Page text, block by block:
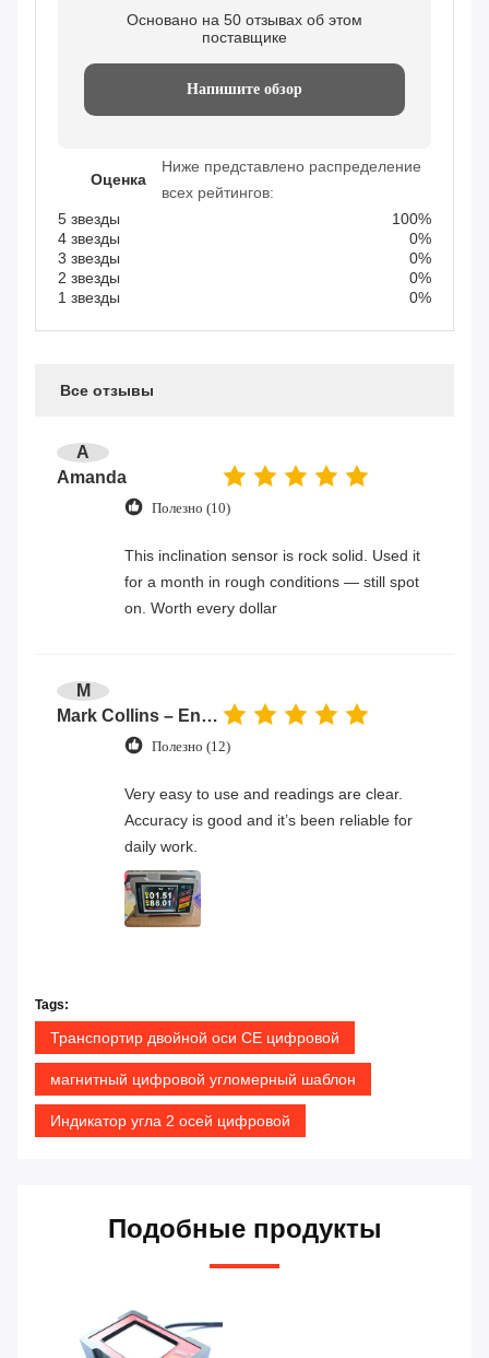
Основано на 50 отзывах об этом
поставщике
Напишите обзор
Оценка
Ниже представлено распределение
всех рейтингов:
5 звезды
100%
4 звезды
0%
3 звезды
0%
2 звезды
0%
1 звезды
0%
Все отзывы
A
Amanda
Полезно (10)
This inclination sensor is rock solid. Used it
for a month in rough conditions — still spot
on. Worth every dollar
M
Mark Collins – Engineer
Полезно (12)
Very easy to use and readings are clear.
Accuracy is good and it’s been reliable for
daily work.
Tags:
Транспортир двойной оси CE цифровой
магнитный цифровой угломерный шаблон
Индикатор угла 2 осей цифровой
Подобные продукты